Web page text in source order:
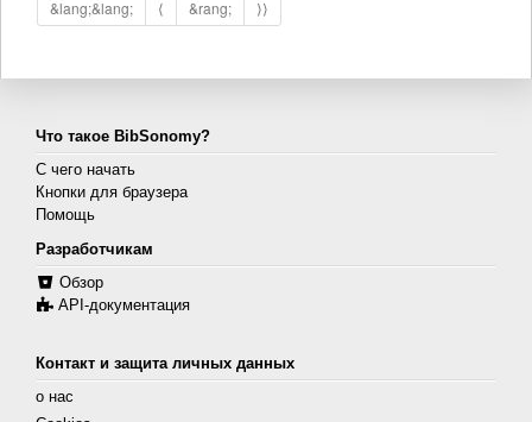
&lang;&lang; ⟨ &rang; ⟩⟩
Что такое BibSonomy?
С чего начать
Кнопки для браузера
Помощь
Разработчикам
Обзор
API-документация
Контакт и защита личных данных
о нас